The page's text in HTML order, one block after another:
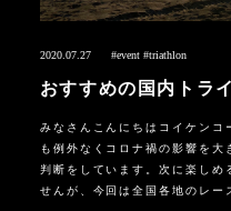
2020.07.27 #event #triathlon
おすすめの国内トラ
みなさんこんにちはコイケンコ
も例外なくコロナ禍の影響を
判断をしています。次に楽しめ
せんが、今回は全国各地のレー